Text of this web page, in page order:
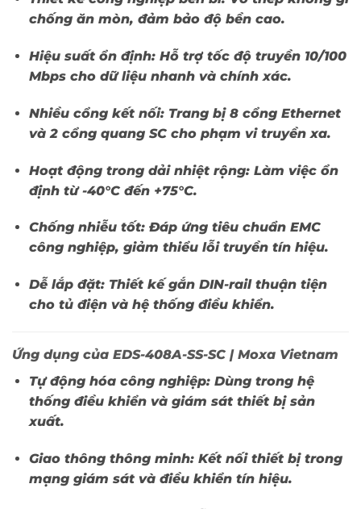
chống ăn mòn, đảm bảo độ bền cao.
Hiệu suất ổn định:Hỗ trợ tốc độ truyền 10/100
Mbps cho dữ liệu nhanh và chính xác.
Nhiều cổng kết nối:Trang bị 8 cổng Ethernet
và 2 cổng quang SC cho phạm vi truyền xa.
Hoạt động trong dải nhiệt rộng:Làm việc ổn
định từ -40°C đến +75°C.
Chống nhiễu tốt:Đáp ứng tiêu chuẩn EMC
công nghiệp, giảm thiểu lỗi truyền tín hiệu.
Dễ lắp đặt:Thiết kế gắn DIN-rail thuận tiện
cho tủ điện và hệ thống điều khiển.
Ứng dụng của EDS-408A-SS-SC | Moxa Vietnam
Tự động hóa công nghiệp:Dùng trong hệ
thống điều khiển và giám sát thiết bị sản
xuất.
Giao thông thông minh:Kết nối thiết bị trong
mạng giám sát và điều khiển tín hiệu.